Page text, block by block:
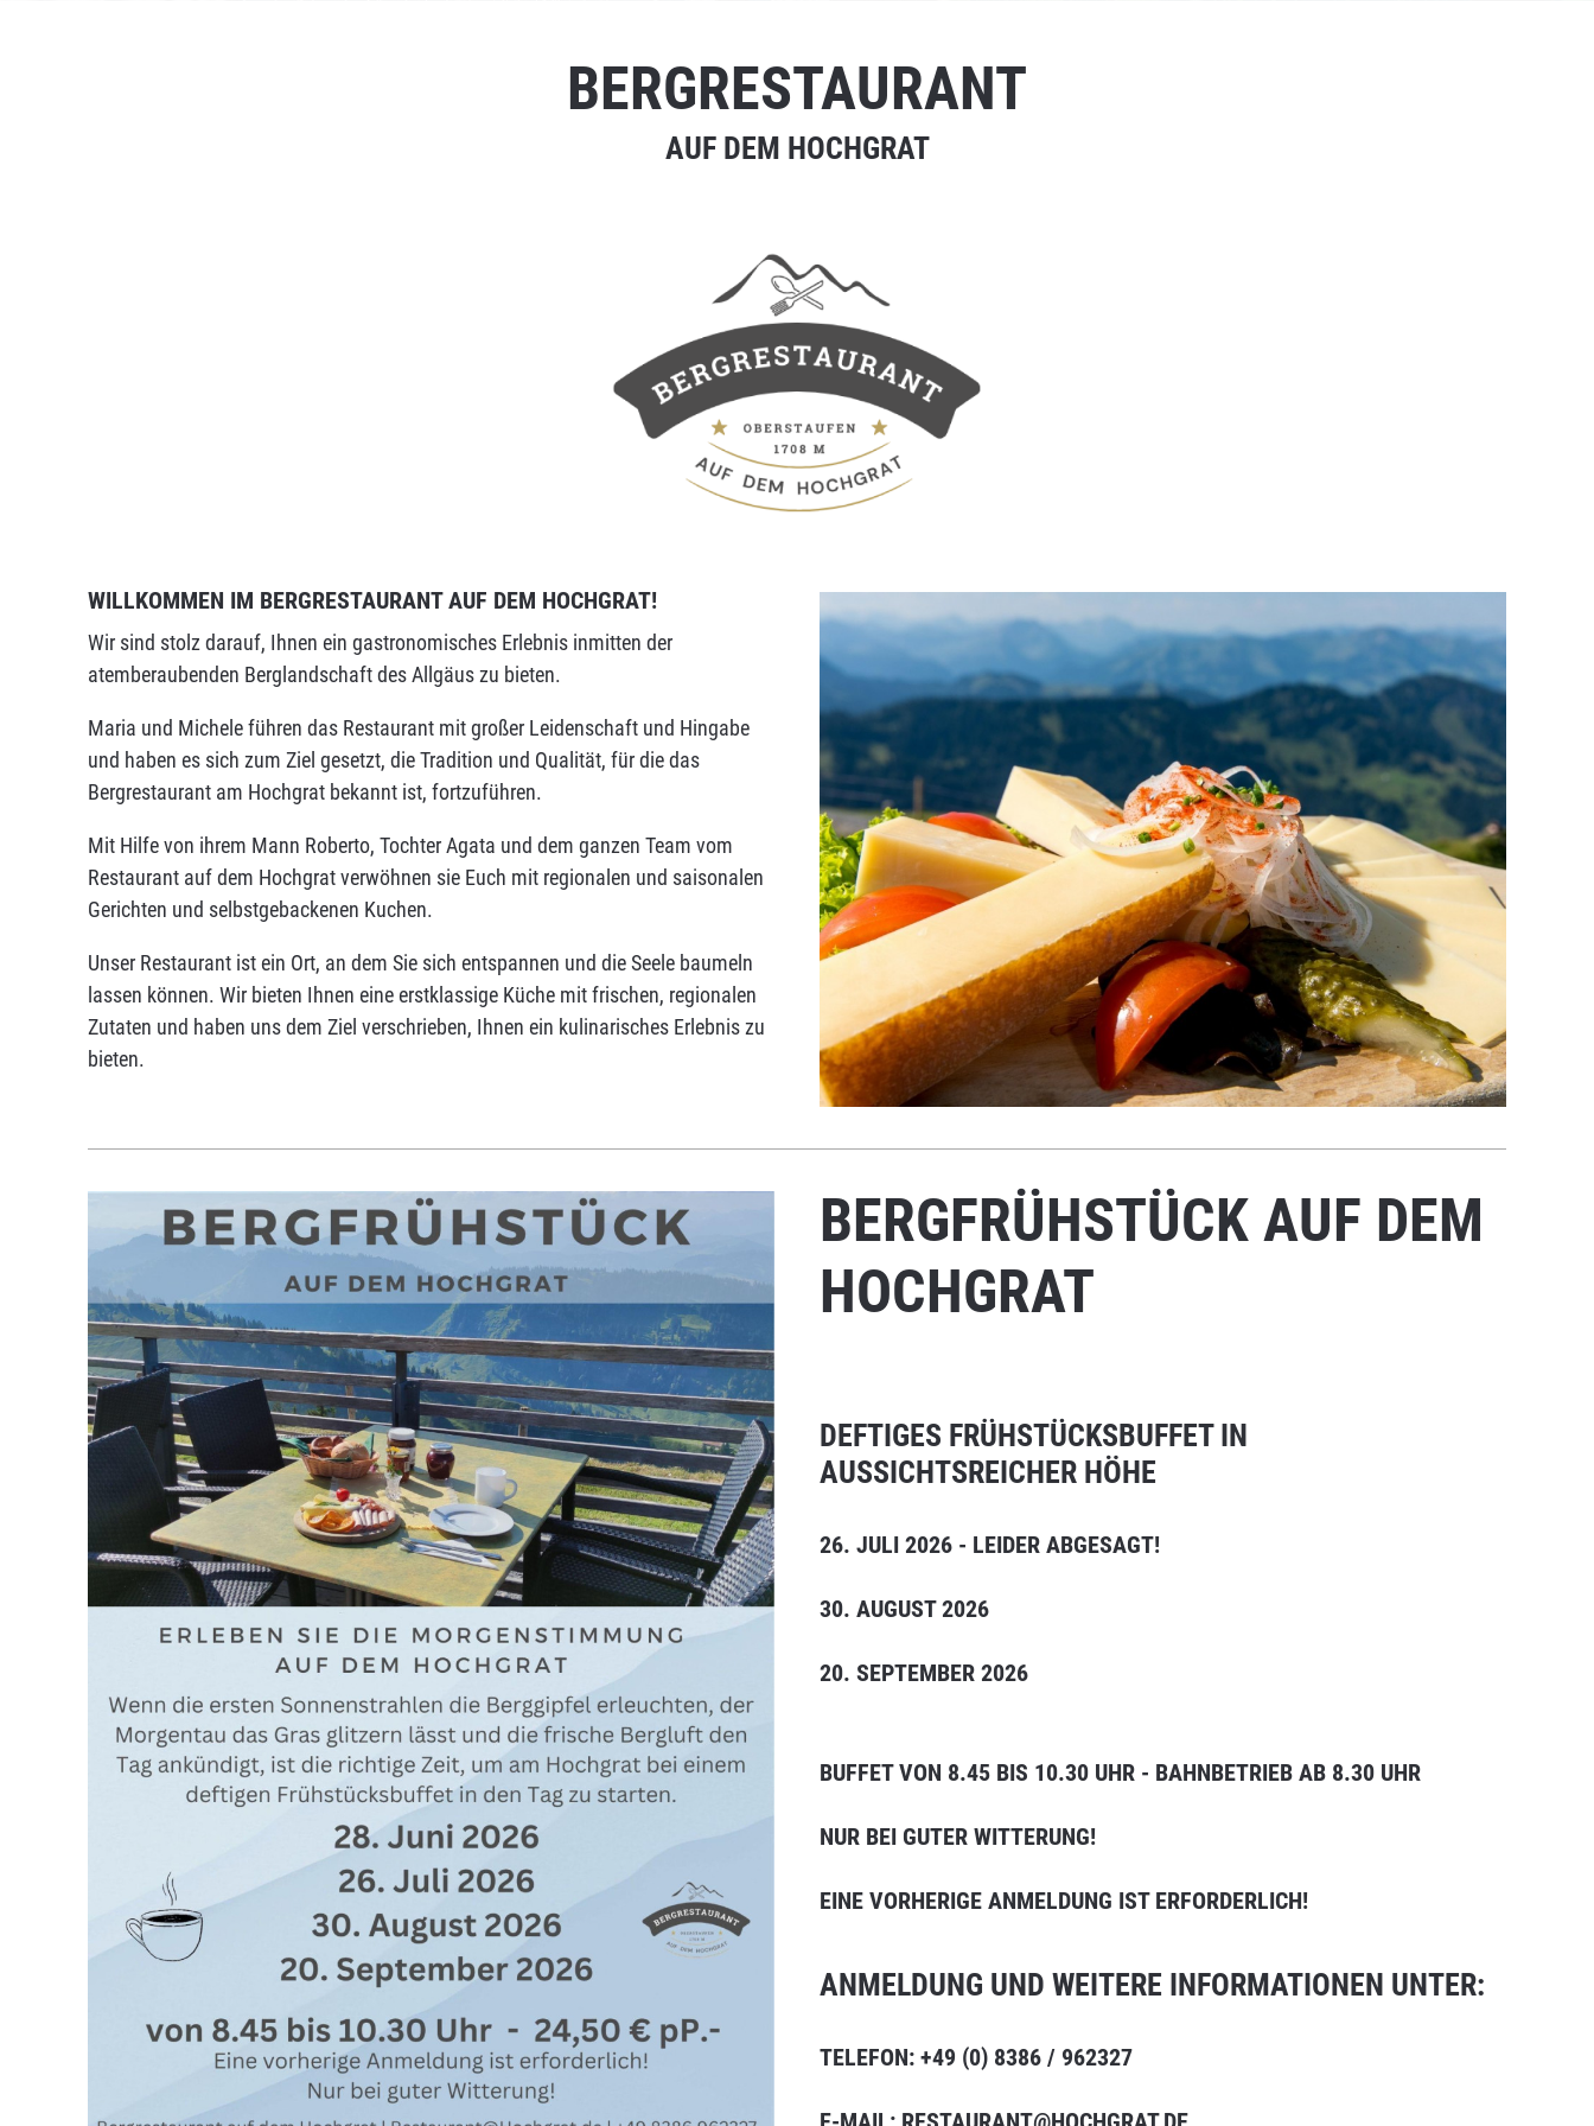
BERGRESTAURANT
AUF DEM HOCHGRAT
WILLKOMMEN IM BERGRESTAURANT AUF DEM HOCHGRAT!
Wir sind stolz darauf, Ihnen ein gastronomisches Erlebnis inmitten der
atemberaubenden Berglandschaft des Allgäus zu bieten.
Maria und Michele führen das Restaurant mit großer Leidenschaft und Hingabe
und haben es sich zum Ziel gesetzt, die Tradition und Qualität, für die das
Bergrestaurant am Hochgrat bekannt ist, fortzuführen.
Mit Hilfe von ihrem Mann Roberto, Tochter Agata und dem ganzen Team vom
Restaurant auf dem Hochgrat verwöhnen sie Euch mit regionalen und saisonalen
Gerichten und selbstgebackenen Kuchen.
Unser Restaurant ist ein Ort, an dem Sie sich entspannen und die Seele baumeln
lassen können. Wir bieten Ihnen eine erstklassige Küche mit frischen, regionalen
Zutaten und haben uns dem Ziel verschrieben, Ihnen ein kulinarisches Erlebnis zu
bieten.
BERGFRÜHSTÜCK AUF DEM
HOCHGRAT
DEFTIGES FRÜHSTÜCKSBUFFET IN
AUSSICHTSREICHER HÖHE
26. JULI 2026 - LEIDER ABGESAGT!
30. AUGUST 2026
20. SEPTEMBER 2026
BUFFET VON 8.45 BIS 10.30 UHR - BAHNBETRIEB AB 8.30 UHR
NUR BEI GUTER WITTERUNG!
EINE VORHERIGE ANMELDUNG IST ERFORDERLICH!
ANMELDUNG UND WEITERE INFORMATIONEN UNTER:
TELEFON: +49 (0) 8386 / 962327